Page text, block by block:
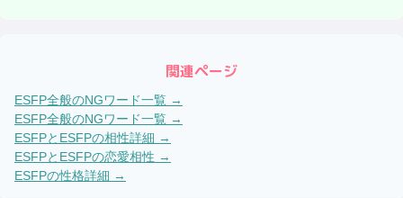
関連ページ
ESFP全般のNGワード一覧 →
ESFP全般のNGワード一覧 →
ESFPと ESFPの相性詳細 →
ESFPと ESFPの恋愛相性 →
ESFPの性格詳細 →